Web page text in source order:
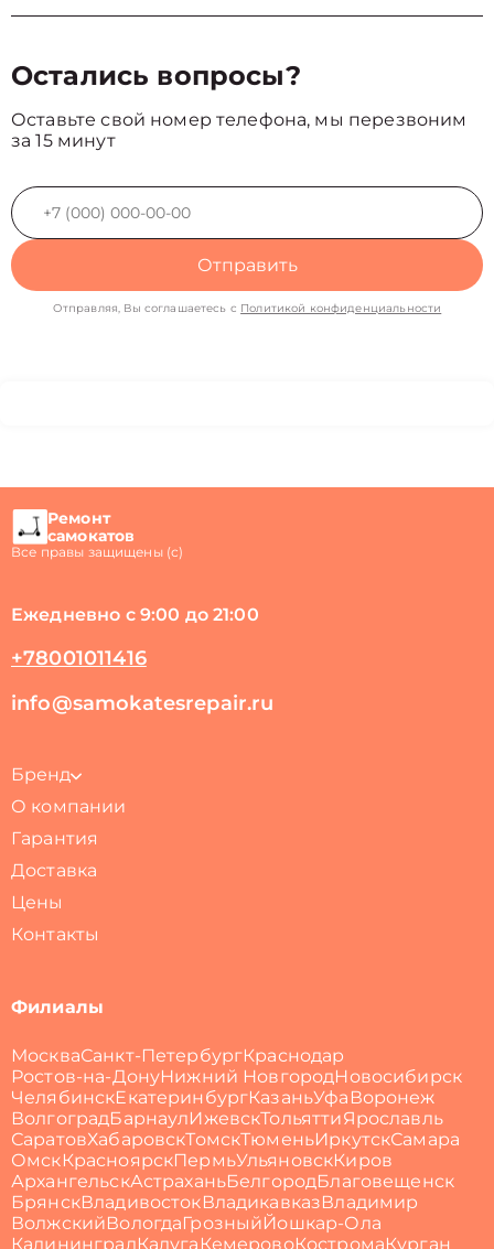
Остались вопросы?
Оставьте свой номер телефона, мы перезвоним
за 15 минут
Отправить
Отправляя, Вы соглашаетесь с Политикой конфиденциальности
Ремонт
самокатов
Все правы защищены (с)
Ежедневно с 9:00 до 21:00
+78001011416
info@samokatesrepair.ru
Бренд
О компании
Гарантия
Доставка
Цены
Контакты
Филиалы
МоскваСанкт-ПетербургКраснодар
Ростов-на-ДонуНижний НовгородНовосибирск
ЧелябинскЕкатеринбургКазаньУфа Воронеж
ВолгоградБарнаулИжевскТольяттиЯрославль
СаратовХабаровскТомскТюменьИркутскСамара
ОмскКрасноярскПермьУльяновскКиров
АрхангельскАстраханьБелгородБлаговещенск
БрянскВладивостокВладикавказВладимир
ВолжскийВологдаГрозныйЙошкар-Ола
КалининградКалуга КемеровоКостромаКурган